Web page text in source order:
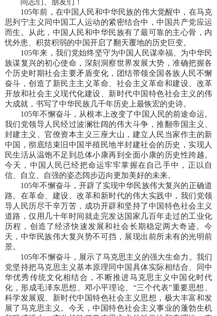
105年前，在中国人民和中华民族的伟大觉醒中，在马克
思列宁主义同中国工人运动的紧密结合中，中国共产党应运
而生。从此，中国人民和中华民族有了最可靠的主心骨，内
忧外患、积贫积弱的中国开启了翻天覆地的历史巨变。
105年来，我们党始终坚守为中国人民谋幸福、为中华民
族谋复兴的初心使命，深刻洞察世界发展大势，准确把握各
个历史时期社会主要矛盾变化，团结带领全国各族人民不懈
奋斗，创造了新民主主义革命、社会主义革命和建设、改革
开放和社会主义现代化建设、新时代中国特色社会主义的伟
大成就，书写了中华民族几千年历史上最恢宏的史诗。
105年不懈奋斗，从根本上改变了中国人民的前途命运。
我们党领导人民经过波澜壮阔的伟大斗争，推翻帝国主义、
封建主义、官僚资本主义三座大山，建立人民当家作主的新
中国，彻底结束旧中国半殖民地半封建社会的历史，实现人
民生活从温饱不足到总体小康再到全面小康的历史性跨越。
今天，中国人民已经把命运牢牢掌握在自己手中，正以自
信、自立、自强的姿态阔步迈向更加美好的未来。
105年不懈奋斗，开辟了实现中华民族伟大复兴的正确道
路。在革命、建设、改革和新时代的伟大实践中，我们党领
导人民历尽千辛万苦，成功开辟和坚持了中国特色社会主义
道路，仅用几十年时间就走完发达国家几百年走过的工业化
历程，创造了经济快速发展和社会长期稳定两大奇迹。今
天，中华民族伟大复兴势不可挡，展现出前所未有的光明前
景。
105年不懈奋斗，展示了马克思主义的强大生命力。我们
党坚持把马克思主义基本原理同中国具体实际相结合、同中
华优秀传统文化相结合，不断推进马克思主义中国化时代
化，形成毛泽东思想、邓小平理论、“三个代表”重要思想、
科学发展观、新时代中国特色社会主义思想，极大丰富和发
展了马克思主义。今天，中国特色社会主义事业的蓬勃生机